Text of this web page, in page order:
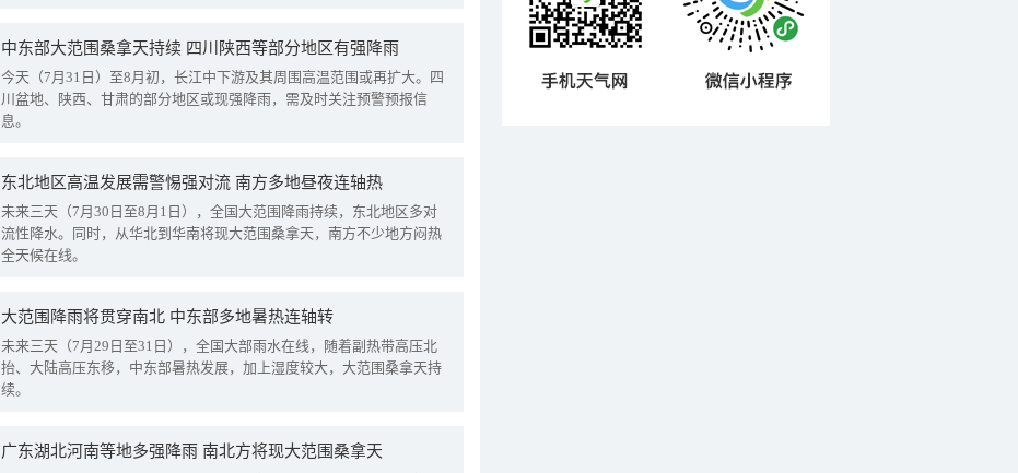
中东部大范围桑拿天持续 四川陕西等部分地区有强降雨
今天（7月31日）至8月初，长江中下游及其周围高温范围或再扩大。四
川盆地、陕西、甘肃的部分地区或现强降雨，需及时关注预警预报信
息。
东北地区高温发展需警惕强对流 南方多地昼夜连轴热
未来三天（7月30日至8月1日），全国大范围降雨持续，东北地区多对
流性降水。同时，从华北到华南将现大范围桑拿天，南方不少地方闷热
全天候在线。
大范围降雨将贯穿南北 中东部多地暑热连轴转
未来三天（7月29日至31日），全国大部雨水在线，随着副热带高压北
抬、大陆高压东移，中东部暑热发展，加上湿度较大，大范围桑拿天持
续。
广东湖北河南等地多强降雨 南北方将现大范围桑拿天